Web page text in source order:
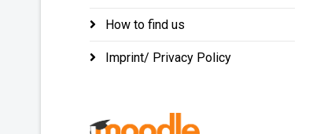
How to find us
Imprint/ Privacy Policy